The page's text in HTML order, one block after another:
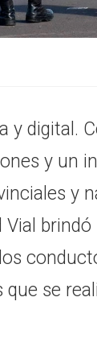
y digital.
y un
y
Vial
se